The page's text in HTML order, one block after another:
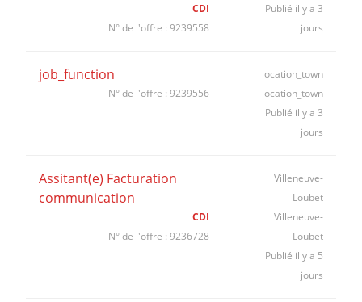
Publié il y a 3
jours
CDI
N° de l'offre : 9239558
job_function
location_town
location_town
Publié il y a 3
jours
N° de l'offre : 9239556
Assitant(e) Facturation
communication
Villeneuve-
Loubet
Villeneuve-
Loubet
Publié il y a 5
jours
CDI
N° de l'offre : 9236728